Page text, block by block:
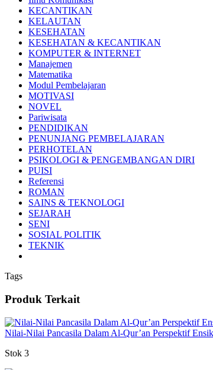
KECANTIKAN
KELAUTAN
KESEHATAN
KESEHATAN & KECANTIKAN
KOMPUTER & INTERNET
Manajemen
Matematika
Modul Pembelajaran
MOTIVASI
NOVEL
Pariwisata
PENDIDIKAN
PENUNJANG PEMBELAJARAN
PERHOTELAN
PSIKOLOGI & PENGEMBANGAN DIRI
PUISI
Referensi
ROMAN
SAINS & TEKNOLOGI
SEJARAH
SENI
SOSIAL POLITIK
TEKNIK
Tags
Produk Terkait
Nilai-Nilai Pancasila Dalam Al-Qur’an Perspektif
Stok 3